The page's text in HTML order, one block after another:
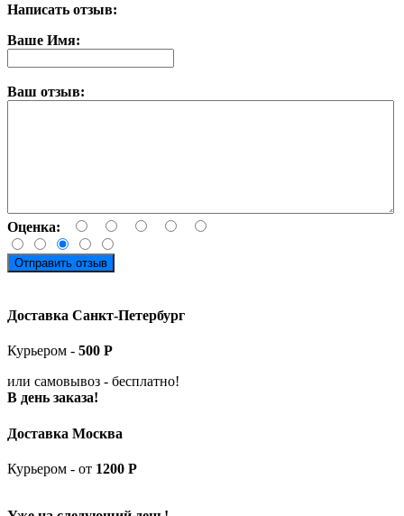
Написать отзыв:
Ваше Имя:
Ваш отзыв:
Оценка:
Отправить отзыв
Доставка Санкт-Петербург
Курьером - 500 Р
или самовывоз - бесплатно!
В день заказа!
Доставка Москва
Курьером - от 1200 Р